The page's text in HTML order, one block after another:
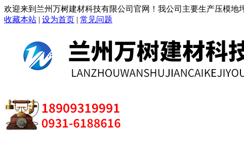
欢迎来到兰州万树建材科技有限公司官网！我公司主要生产压模
收藏本站 | 设为首页 | 常见问题